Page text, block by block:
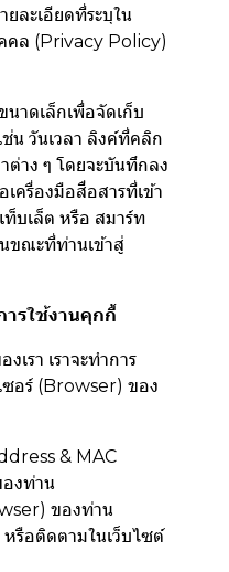
ยละเอียดที่ระบุใน
คล (Privacy Policy)
าดเล็กเพื่อจัดเก็บ
ช่น วันเวลา ลิงค์ที่คลิก
ต่าง ๆ โดยจะบันทึกลง
ครื่องมือสื่อสารที่เข้า
บเล็ต หรือ สมาร์ท
นขณะที่ท่านเข้าสู่
ารใช้งานคุกกี้
เรา เราจะทำการ
อร์ (Browser) ของ
& MAC
งท่าน
ของท่าน
รือติดตามในเว็บไซต์